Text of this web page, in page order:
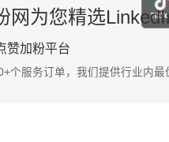
网为您精选
赞加粉平台
个服务订单，我们提供行业内最